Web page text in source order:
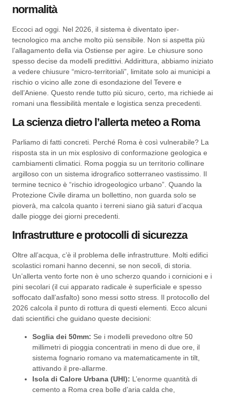
normalità
Eccoci ad oggi. Nel 2026, il sistema è diventato iper-
tecnologico ma anche molto più sensibile. Non si aspetta più
l’allagamento della via Ostiense per agire. Le chiusure sono
spesso decise da modelli predittivi. Addirittura, abbiamo iniziato
a vedere chiusure “micro-territoriali”, limitate solo ai municipi a
rischio o vicino alle zone di esondazione del Tevere e
dell’Aniene. Questo rende tutto più sicuro, certo, ma richiede ai
romani una flessibilità mentale e logistica senza precedenti.
La scienza dietro l’allerta meteo a Roma
Parliamo di fatti concreti. Perché Roma è così vulnerabile? La
risposta sta in un mix esplosivo di conformazione geologica e
cambiamenti climatici. Roma poggia su un territorio collinare
argilloso con un sistema idrografico sotterraneo vastissimo. Il
termine tecnico è “rischio idrogeologico urbano”. Quando la
Protezione Civile dirama un bollettino, non guarda solo se
pioverà, ma calcola quanto i terreni siano già saturi d’acqua
dalle piogge dei giorni precedenti.
Infrastrutture e protocolli di sicurezza
Oltre all’acqua, c’è il problema delle infrastrutture. Molti edifici
scolastici romani hanno decenni, se non secoli, di storia.
Un’allerta vento forte non è uno scherzo quando i cornicioni e i
pini secolari (il cui apparato radicale è superficiale e spesso
soffocato dall’asfalto) sono messi sotto stress. Il protocollo del
2026 calcola il punto di rottura di questi elementi. Ecco alcuni
dati scientifici che guidano queste decisioni:
Soglia dei 50mm: Se i modelli prevedono oltre 50
millimetri di pioggia concentrati in meno di due ore, il
sistema fognario romano va matematicamente in tilt,
attivando il pre-allarme.
Isola di Calore Urbana (UHI): L’enorme quantità di
cemento a Roma crea bolle d’aria calda che,